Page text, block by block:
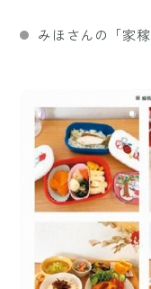
みほさんの「家